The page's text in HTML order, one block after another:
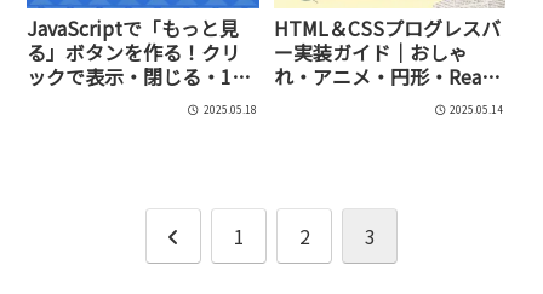
JavaScriptで「もっと見
る」ボタンを作る！クリ
ックで表示・閉じる・10
件ずつ展開まで対応した
実装方法を徹底解説！
2025.05.18
HTML＆CSSプログレスバ
ー実装ガイド｜おしゃ
れ・アニメ・円形・React
対応まで＋コピペOKサン
2025.05.14
前
1 2 3